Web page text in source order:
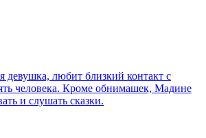
девушка, любит близкий контакт с
человека. Кроме обнимашек, Мадине
и слушать сказки.